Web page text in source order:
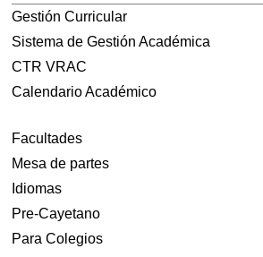
Gestión Curricular
Sistema de Gestión Académica
CTR VRAC
Calendario Académico
Facultades
Mesa de partes
Idiomas
Pre-Cayetano
Para Colegios